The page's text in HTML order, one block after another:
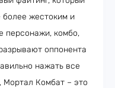
более жестоким и
персонажи, комбо,
оппонента
нажать все
Мортал Комбат – это